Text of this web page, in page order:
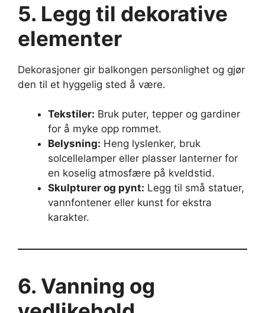
5. Legg til dekorative
elementer
Dekorasjoner gir balkongen personlighet og gjør
den til et hyggelig sted å være.
Tekstiler: Bruk puter, tepper og gardiner
for å myke opp rommet.
Belysning: Heng lyslenker, bruk
solcellelamper eller plasser lanterner for
en koselig atmosfære på kveldstid.
Skulpturer og pynt: Legg til små statuer,
vannfontener eller kunst for ekstra
karakter.
6. Vanning og